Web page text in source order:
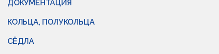
ДОКУМЕНТАЦИЯ
КОЛЬЦА, ПОЛУКОЛЬЦА
СЁДЛА